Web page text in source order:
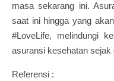
masa sekarang ini.
saat ini hingga yang
#LoveLife, melindungi
asuransi kesehatan sejak
Referensi :